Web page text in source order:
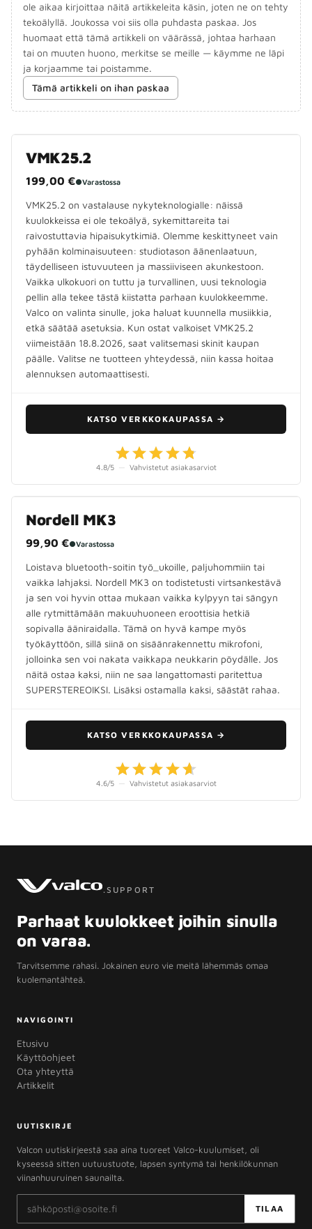
ole aikaa kirjoittaa näitä artikkeleita käsin, joten ne on tehty
tekoälyllä. Joukossa voi siis olla puhdasta paskaa. Jos
huomaat että tämä artikkeli on väärässä, johtaa harhaan
tai on muuten huono, merkitse se meille — käymme ne läpi
ja korjaamme tai poistamme.
Tämä artikkeli on ihan paskaa
VMK25.2
199,00 €●Varastossa
VMK25.2 on vastalause nykyteknologialle: näissä
kuulokkeissa ei ole tekoälyä, sykemittareita tai
raivostuttavia hipaisukytkimiä. Olemme keskittyneet vain
pyhään kolminaisuuteen: studiotason äänenlaatuun,
täydelliseen istuvuuteen ja massiiviseen akunkestoon.
Vaikka ulkokuori on tuttu ja turvallinen, uusi teknologia
pellin alla tekee tästä kiistatta parhaan kuulokkeemme.
Valco on valinta sinulle, joka haluat kuunnella musiikkia,
etkä säätää asetuksia. Kun ostat valkoiset VMK25.2
viimeistään 18.8.2026, saat valitsemasi skinit kaupan
päälle. Valitse ne tuotteen yhteydessä, niin kassa hoitaa
alennuksen automaattisesti.
KATSO VERKKOKAUPASSA →
4.8/5 — Vahvistetut asiakasarviot
Nordell MK3
99,90 €●Varastossa
Loistava bluetooth-soitin työ_ukoille, paljuhommiin tai
vaikka lahjaksi. Nordell MK3 on todistetusti virtsankestävä
ja sen voi hyvin ottaa mukaan vaikka kylpyyn tai sängyn
alle rytmittämään makuuhuoneen eroottisia hetkiä
sopivalla ääniraidalla. Tämä on hyvä kampe myös
työkäyttöön, sillä siinä on sisäänrakennettu mikrofoni,
jolloinka sen voi nakata vaikkapa neukkarin pöydälle. Jos
näitä ostaa kaksi, niin ne saa langattomasti paritettua
SUPERSTEREOIKSI. Lisäksi ostamalla kaksi, säästät rahaa.
KATSO VERKKOKAUPASSA →
4.6/5 — Vahvistetut asiakasarviot
.SUPPORT
Parhaat kuulokkeet joihin sinulla
on varaa.
Tarvitsemme rahasi. Jokainen euro vie meitä lähemmäs omaa
kuolemantähteä.
NAVIGOINTI
Etusivu
Käyttöohjeet
Ota yhteyttä
Artikkelit
UUTISKIRJE
Valcon uutiskirjeestä saa aina tuoreet Valco-kuulumiset, oli
kyseessä sitten uutuustuote, lapsen syntymä tai henkilökunnan
viinanhuuruinen saunailta.
Sähköpostiosoite TILAA